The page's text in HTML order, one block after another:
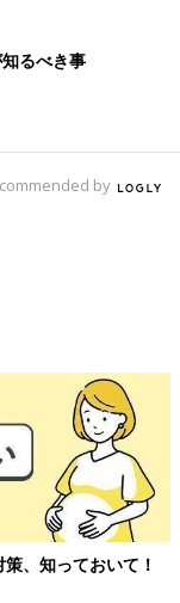
るべき事
by
ちの保育園でのリ